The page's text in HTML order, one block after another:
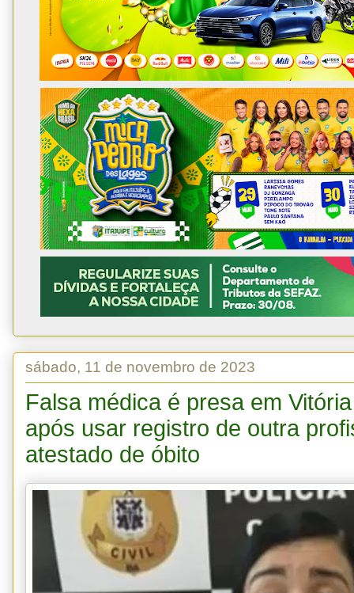
sábado, 11 de novembro de 2023
Falsa médica é presa em
após usar registro de outra
atestado de óbito